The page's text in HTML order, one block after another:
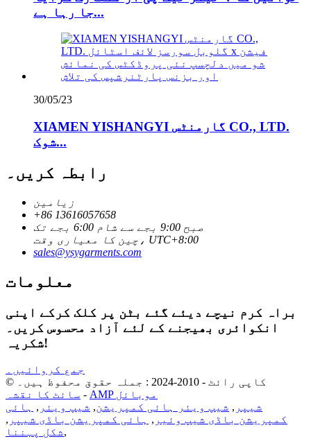
جا رہا ہے...
30/05/23
XIAMEN YISHANGYI گارمنٹس CO., LTD.
شوک...
رابطہ کریں۔
زیامین
+86 13616057658
صبح 9:00 بجے سے شام 6:00 بجے تک
چین کا معیاری وقت، UTC+8:00
sales@ysygarments.com
معلومات
براہ کرم نیچے دیئے گئے بٹن پر کلک کرکے اپنی
انکوائری بھیجنے کے لئے آزاد محسوس کریں۔
شکریہ!
جمع کروائیں۔
© کاپی رائٹ - 2010-2024 : جملہ حقوق محفوظ ہیں۔
سائٹ کا نقشہ -
AMP موبائل
شیپر , شیپ ویئر ہائی کمپریشن, شیپ ویئر , ہائی
کمپریشن باڈی شیپ وئیر , ہائی کمپریشن باڈی شیپر ,
شکل پہننا,